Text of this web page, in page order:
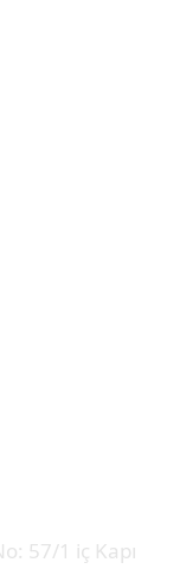
57/1 iç Kapı